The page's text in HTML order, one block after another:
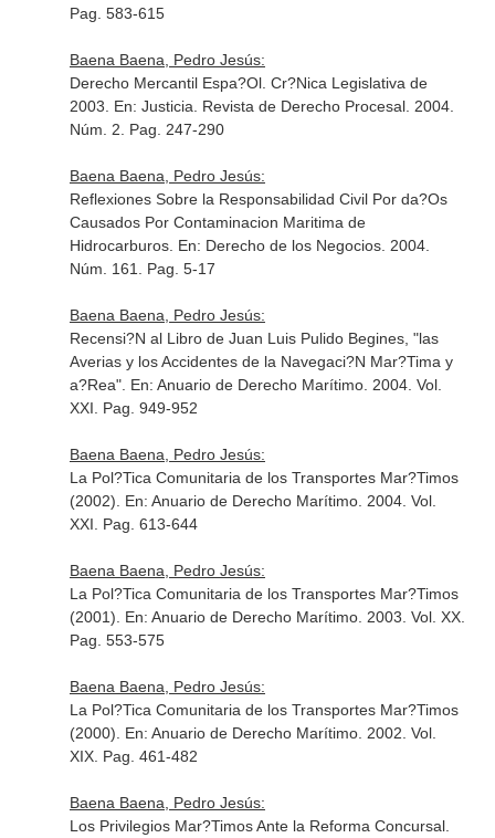
Pag. 583-615
Baena Baena, Pedro Jesús:
Derecho Mercantil Espa?Ol. Cr?Nica Legislativa de
2003. En: Justicia. Revista de Derecho Procesal. 2004.
Núm. 2. Pag. 247-290
Baena Baena, Pedro Jesús:
Reflexiones Sobre la Responsabilidad Civil Por da?Os
Causados Por Contaminacion Maritima de
Hidrocarburos. En: Derecho de los Negocios. 2004.
Núm. 161. Pag. 5-17
Baena Baena, Pedro Jesús:
Recensi?N al Libro de Juan Luis Pulido Begines, "las
Averias y los Accidentes de la Navegaci?N Mar?Tima y
a?Rea". En: Anuario de Derecho Marítimo. 2004. Vol.
XXI. Pag. 949-952
Baena Baena, Pedro Jesús:
La Pol?Tica Comunitaria de los Transportes Mar?Timos
(2002). En: Anuario de Derecho Marítimo. 2004. Vol.
XXI. Pag. 613-644
Baena Baena, Pedro Jesús:
La Pol?Tica Comunitaria de los Transportes Mar?Timos
(2001). En: Anuario de Derecho Marítimo. 2003. Vol. XX.
Pag. 553-575
Baena Baena, Pedro Jesús:
La Pol?Tica Comunitaria de los Transportes Mar?Timos
(2000). En: Anuario de Derecho Marítimo. 2002. Vol.
XIX. Pag. 461-482
Baena Baena, Pedro Jesús:
Los Privilegios Mar?Timos Ante la Reforma Concursal.